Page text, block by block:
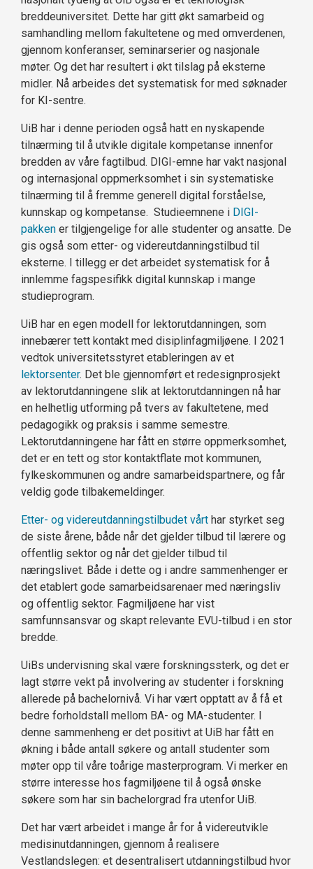
breddeuniversitet. Dette har gitt økt samarbeid og
samhandling mellom fakultetene og med omverdenen,
gjennom konferanser, seminarserier og nasjonale
møter. Og det har resultert i økt tilslag på eksterne
midler. Nå arbeides det systematisk for med søknader
for KI-sentre.
UiB har i denne perioden også hatt en nyskapende
tilnærming til å utvikle digitale kompetanse innenfor
bredden av våre fagtilbud. DIGI-emne har vakt nasjonal
og internasjonal oppmerksomhet i sin systematiske
tilnærming til å fremme generell digital forståelse,
kunnskap og kompetanse. Studieemnene i DIGI-
pakken er tilgjengelige for alle studenter og ansatte. De
gis også som etter- og videreutdanningstilbud til
eksterne. I tillegg er det arbeidet systematisk for å
innlemme fagspesifikk digital kunnskap i mange
studieprogram.
UiB har en egen modell for lektorutdanningen, som
innebærer tett kontakt med disiplinfagmiljøene. I 2021
vedtok universitetsstyret etableringen av et
lektorsenter. Det ble gjennomført et redesignprosjekt
av lektorutdanningene slik at lektorutdanningen nå har
en helhetlig utforming på tvers av fakultetene, med
pedagogikk og praksis i samme semestre.
Lektorutdanningene har fått en større oppmerksomhet,
det er en tett og stor kontaktflate mot kommunen,
fylkeskommunen og andre samarbeidspartnere, og får
veldig gode tilbakemeldinger.
Etter- og videreutdanningstilbudet vårt har styrket seg
de siste årene, både når det gjelder tilbud til lærere og
offentlig sektor og når det gjelder tilbud til
næringslivet. Både i dette og i andre sammenhenger er
det etablert gode samarbeidsarenaer med næringsliv
og offentlig sektor. Fagmiljøene har vist
samfunnsansvar og skapt relevante EVU-tilbud i en stor
bredde.
UiBs undervisning skal være forskningssterk, og det er
lagt større vekt på involvering av studenter i forskning
allerede på bachelornivå. Vi har vært opptatt av å få et
bedre forholdstall mellom BA- og MA-studenter. I
denne sammenheng er det positivt at UiB har fått en
økning i både antall søkere og antall studenter som
møter opp til våre toårige masterprogram. Vi merker en
større interesse hos fagmiljøene til å også ønske
søkere som har sin bachelorgrad fra utenfor UiB.
Det har vært arbeidet i mange år for å videreutvikle
medisinutdanningen, gjennom å realisere
Vestlandslegen: et desentralisert utdanningstilbud hvor